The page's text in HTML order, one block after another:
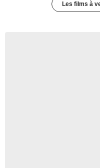
Les films à